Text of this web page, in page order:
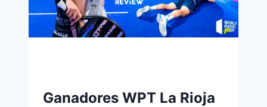
Ganadores WPT La Rioja